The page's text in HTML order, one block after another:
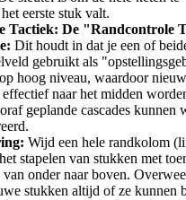
eerste stuk valt.
Tactiek: De "Randcontrole
Dit houdt in dat je een of
gebruikt als
hoog niveau, waardoor
naar het midden
geplande cascades kunnen
Wijd een hele randkolom
stapelen van stukken met
van onder naar boven.
stukken altijd of ze kunnen